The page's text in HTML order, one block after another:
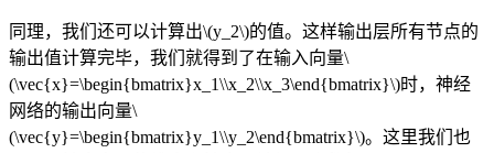
同理，我们还可以计算出\(y_2\)的值。这样输出层所有节点的
输出值计算完毕，我们就得到了在输入向量\
(\vec{x}=\begin{bmatrix}x_1\\x_2\\x_3\end{bmatrix}\)时，神经
网络的输出向量\
(\vec{y}=\begin{bmatrix}y_1\\y_2\end{bmatrix}\)。这里我们也